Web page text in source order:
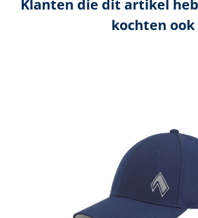
Klanten die dit artikel
kochten ook